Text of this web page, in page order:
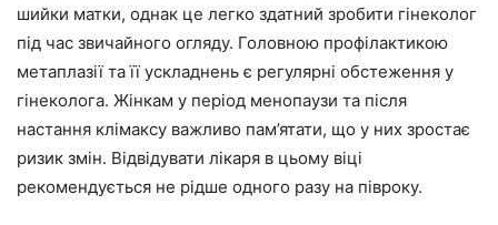
шийки матки, однак це легко здатний зробити гінеколог
під час звичайного огляду. Головною профілактикою
метаплазії та її ускладнень є регулярні обстеження у
гінеколога. Жінкам у період менопаузи та після
настання клімаксу важливо пам’ятати, що у них зростає
ризик змін. Відвідувати лікаря в цьому віці
рекомендується не рідше одного разу на півроку.